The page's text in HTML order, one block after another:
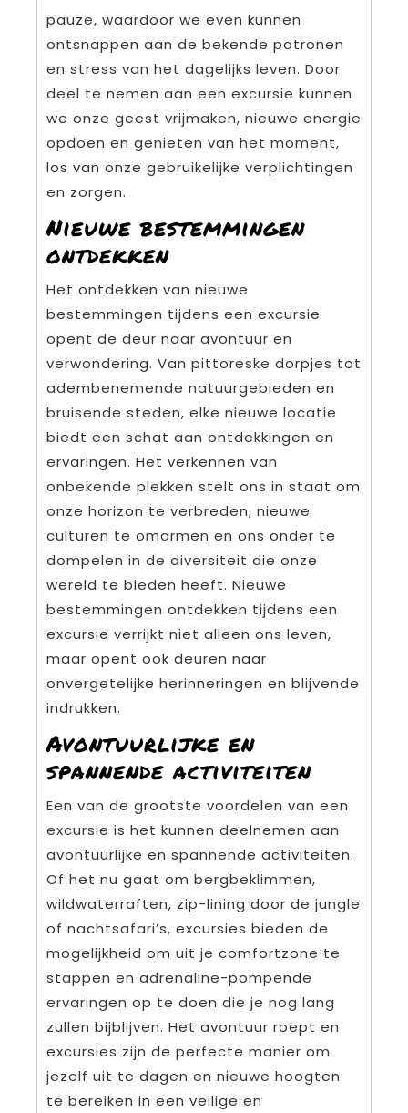
pauze, waardoor we even kunnen
ontsnappen aan de bekende patronen
en stress van het dagelijks leven. Door
deel te nemen aan een excursie kunnen
we onze geest vrijmaken, nieuwe energie
opdoen en genieten van het moment,
los van onze gebruikelijke verplichtingen
en zorgen.
Nieuwe bestemmingen
ontdekken
Het ontdekken van nieuwe
bestemmingen tijdens een excursie
opent de deur naar avontuur en
verwondering. Van pittoreske dorpjes tot
adembenemende natuurgebieden en
bruisende steden, elke nieuwe locatie
biedt een schat aan ontdekkingen en
ervaringen. Het verkennen van
onbekende plekken stelt ons in staat om
onze horizon te verbreden, nieuwe
culturen te omarmen en ons onder te
dompelen in de diversiteit die onze
wereld te bieden heeft. Nieuwe
bestemmingen ontdekken tijdens een
excursie verrijkt niet alleen ons leven,
maar opent ook deuren naar
onvergetelijke herinneringen en blijvende
indrukken.
Avontuurlijke en
spannende activiteiten
Een van de grootste voordelen van een
excursie is het kunnen deelnemen aan
avontuurlijke en spannende activiteiten.
Of het nu gaat om bergbeklimmen,
wildwaterraften, zip-lining door de jungle
of nachtsafari’s, excursies bieden de
mogelijkheid om uit je comfortzone te
stappen en adrenaline-pompende
ervaringen op te doen die je nog lang
zullen bijblijven. Het avontuur roept en
excursies zijn de perfecte manier om
jezelf uit te dagen en nieuwe hoogten
te bereiken in een veilige en